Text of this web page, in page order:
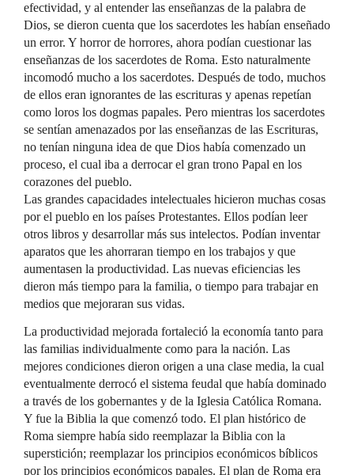
efectividad, y al entender las enseñanzas de la palabra de
Dios, se dieron cuenta que los sacerdotes les habían enseñado
un error. Y horror de horrores, ahora podían cuestionar las
enseñanzas de los sacerdotes de Roma. Esto naturalmente
incomodó mucho a los sacerdotes. Después de todo, muchos
de ellos eran ignorantes de las escrituras y apenas repetían
como loros los dogmas papales. Pero mientras los sacerdotes
se sentían amenazados por las enseñanzas de las Escrituras,
no tenían ninguna idea de que Dios había comenzado un
proceso, el cual iba a derrocar el gran trono Papal en los
corazones del pueblo.
Las grandes capacidades intelectuales hicieron muchas cosas
por el pueblo en los países Protestantes. Ellos podían leer
otros libros y desarrollar más sus intelectos. Podían inventar
aparatos que les ahorraran tiempo en los trabajos y que
aumentasen la productividad. Las nuevas eficiencias les
dieron más tiempo para la familia, o tiempo para trabajar en
medios que mejoraran sus vidas.
La productividad mejorada fortaleció la economía tanto para
las familias individualmente como para la nación. Las
mejores condiciones dieron origen a una clase media, la cual
eventualmente derrocó el sistema feudal que había dominado
a través de los gobernantes y de la Iglesia Católica Romana.
Y fue la Biblia la que comenzó todo. El plan histórico de
Roma siempre había sido reemplazar la Biblia con la
superstición; reemplazar los principios económicos bíblicos
por los principios económicos papales. El plan de Roma era